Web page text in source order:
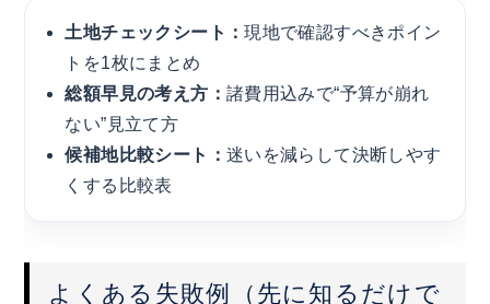
土地チェックシート：現地で確認すべきポイン
トを1枚にまとめ
総額早見の考え方： 諸費用込みで“予算が崩れ
ない”見立て方
候補地比較シート： 迷いを減らして決断しやす
くする比較表
よくある失敗例（先に知るだけで